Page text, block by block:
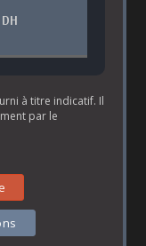
DH
à titre indicatif. Il
par le